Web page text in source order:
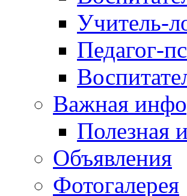
Учитель-
Педагог-
Важная
Полезная
Объявления
Фотогалерея